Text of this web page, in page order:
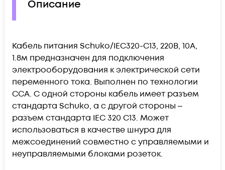
Описание
Кабель питания Schuko/IEC320-C13, 220B, 10А,
1.8м предназначен для подключения
электрооборудования к электрической сети
переменного тока. Выполнен по технологии
ССА. С одной стороны кабель имеет разъем
стандарта Schuko, а с другой стороны ‒
разъем стандарта IEC 320 C13. Может
использоваться в качестве шнура для
межсоединений совместно с управляемыми и
неуправляемыми блоками розеток.